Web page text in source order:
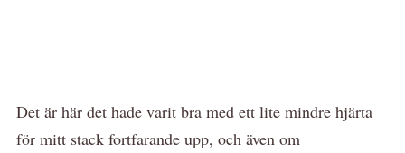
Det är här det hade varit bra med ett lite mindre hjärta
för mitt stack fortfarande upp, och även om